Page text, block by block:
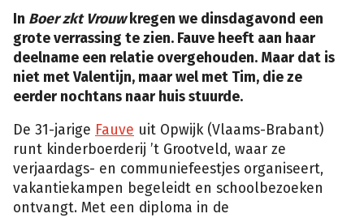
In Boer zkt Vrouwkregen we dinsdagavond een
grote verrassing te zien. Fauve heeft aan haar
deelname een relatie overgehouden. Maar dat is
niet met Valentijn, maar wel met Tim, die ze
eerder nochtans naar huis stuurde.
De 31-jarige Fauve uit Opwijk (Vlaams-Brabant)
runt kinderboerderij ’t Grootveld, waar ze
verjaardags- en communiefeestjes organiseert,
vakantiekampen begeleidt en schoolbezoeken
ontvangt. Met een diploma in de